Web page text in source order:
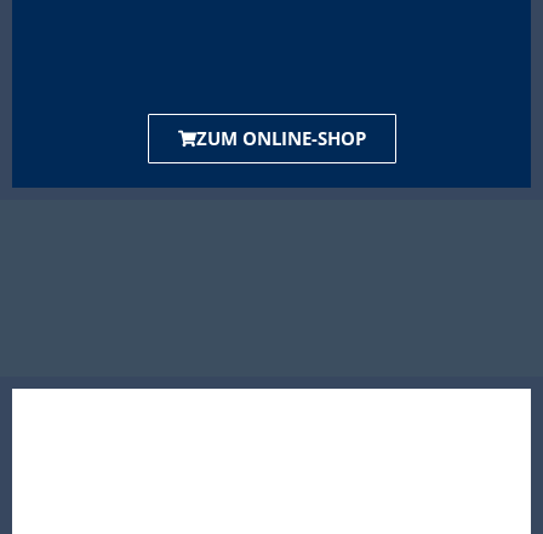
ZUM ONLINE-SHOP